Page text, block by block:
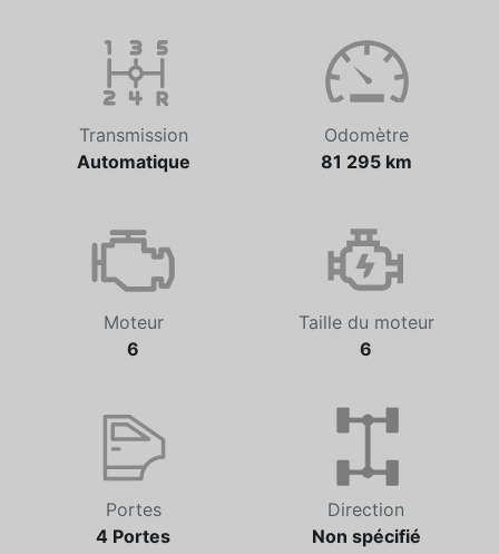
Transmission
Odomètre
Moteur
Taille du moteur
Portes
Direction